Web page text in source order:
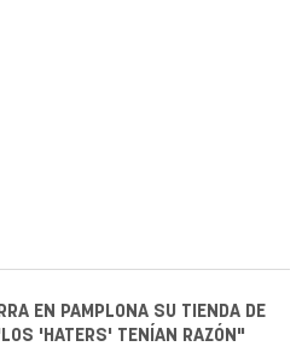
EN PAMPLONA SU TIENDA DE
'HATERS' TENÍAN RAZÓN"